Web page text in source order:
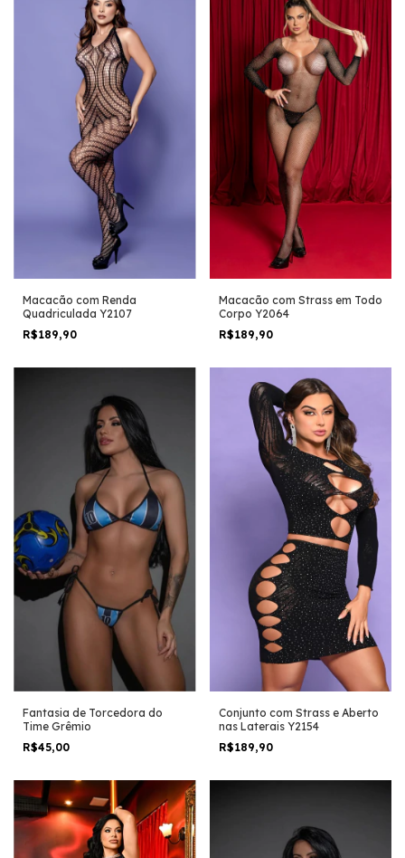
Macacão com Renda
Quadriculada Y2107
R$189,90
Macacão com Strass em Todo
Corpo Y2064
R$189,90
Fantasia de Torcedora do
Time Grêmio
R$45,00
Conjunto com Strass e Aberto
nas Laterais Y2154
R$189,90